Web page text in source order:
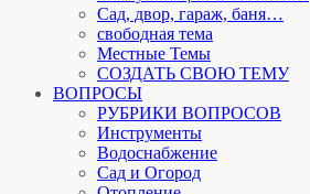
Cад, двор, гараж, баня…
свободная тема
Местные Темы
СОЗДАТЬ СВОЮ ТЕМУ
ВОПРОСЫ
РУБРИКИ ВОПРОСОВ
Инструменты
Водоснабжение
Сад и Огород